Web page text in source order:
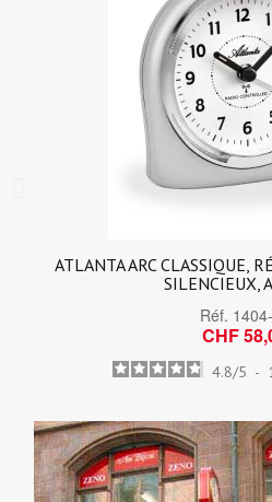
ATLANTA ARC CLASSIQUE,
SILENCIEUX,
Réf.
CHF
4.8/5 -